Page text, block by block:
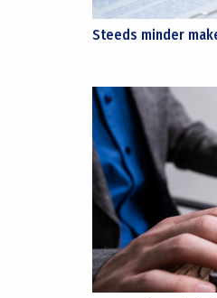
Steeds minder